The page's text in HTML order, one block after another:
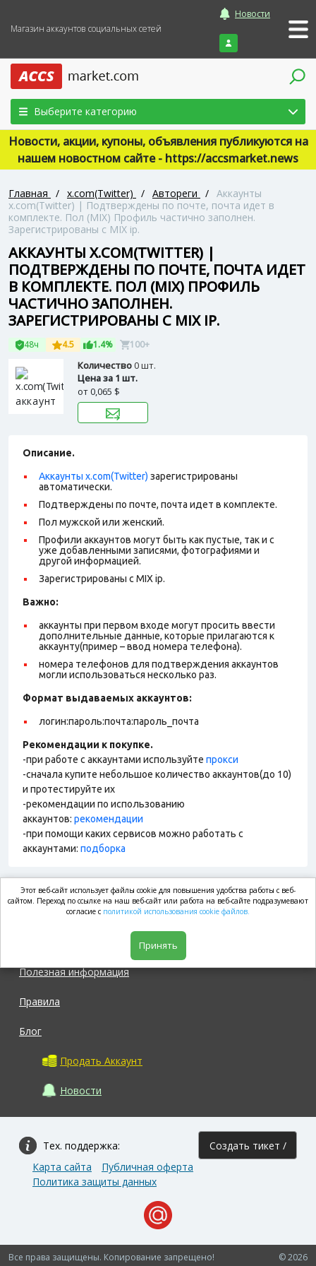
Магазин аккаунтов социальных сетей
Новости
Войти
Выберите категорию
Новости, акции, купоны, объявления публикуются на
нашем новостном сайте - https://accsmarket.news
Главная / x.com(Twitter) / Автореги / Аккаунты
x.com(Twitter) | Подтверждены по почте, почта идет в
комплекте. Пол (MIX) Профиль частично заполнен.
Зарегистрированы с MIX ip.
АККАУНТЫ X.COM(TWITTER) |
ПОДТВЕРЖДЕНЫ ПО ПОЧТЕ, ПОЧТА ИДЕТ
В КОМПЛЕКТЕ. ПОЛ (MIX) ПРОФИЛЬ
ЧАСТИЧНО ЗАПОЛНЕН.
ЗАРЕГИСТРИРОВАНЫ С MIX IP.
48ч 4.5 1.4% 100+
Количество0 шт.
Цена за 1 шт.
от0,065 $
Описание.
Аккаунты x.com(Twitter) зарегистрированы
автоматически.
Подтверждены по почте, почта идет в комплекте.
Пол мужской или женский.
Профили аккаунтов могут быть как пустые, так и с
уже добавленными записями, фотографиями и
другой информацией.
Зарегистрированы с MIX ip.
Важно:
аккаунты при первом входе могут просить ввести
дополнительные данные, которые прилагаются к
аккаунту(пример – ввод номера телефона).
номера телефонов для подтверждения аккаунтов
могли использоваться несколько раз.
Формат выдаваемых аккаунтов:
логин:пароль:почта:пароль_почта
Рекомендации к покупке.
-при работе с аккаунтами используйте прокси
-сначала купите небольшое количество аккаунтов(до 10)
и протестируйте их
-рекомендации по использованию
аккаунтов: рекомендации
-при помощи каких сервисов можно работать с
аккаунтами: подборка
market.com
Полезная информация
Правила
Блог
Продать Аккаунт
Новости
Тех. поддержка: Создать тикет /
Карта сайта
Публичная оферта
Политика защиты данных
© 2026
Все права защищены. Копирование запрещено!
Этот веб-сайт использует файлы cookie для повышения удобства работы с веб-
сайтом. Переход по ссылке на наш веб-сайт или работа на веб-сайте подразумевают
согласие с политикой использования cookie файлов.
Принять